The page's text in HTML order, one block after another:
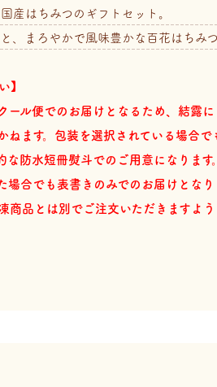
産はちみつのギフトセット。
、まろやかで風味豊かな百花はちみ
】
ール便でのお届けとなるため、結露
ねます。包装を選択されている場合
な防水短冊熨斗でのご用意になりま
場合でも表書きのみでのお届けとなり
品とは別でご注文いただきますよ